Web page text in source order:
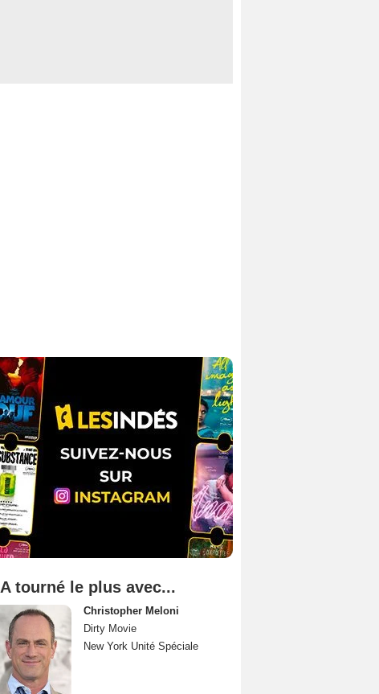
A tourné le plus avec...
Christopher Meloni
Dirty Movie
New York Unité Spéciale